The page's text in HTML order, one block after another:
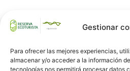
Gestionar
Para ofrecer las mejores experiencias,
almacenar y/o acceder a la información
tecnologías nos permitirá procesar datos